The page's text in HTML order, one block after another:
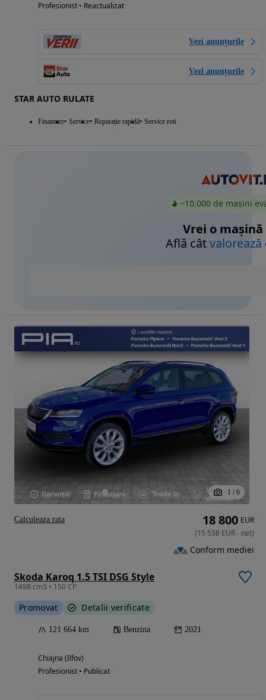
Profesionist • Reactualizat
Vezi anunțurile
Vezi anunțurile
STAR AUTO RULATE
Finantare Service Reparație rapidă Service roti
~10.000 de mașini
Vrei o mașină
Află câtvalorează
1 / 6
Skoda Karoq 1.5 TSI DSG Style
1498 cm3 • 150 CP
Promovat Detalii verificate
121 664 km Benzina 2021
Chiajna (Ilfov)
Profesionist • Publicat
18 800 EUR
(15 538 EUR- net)
Conform mediei
Calculeaza rata